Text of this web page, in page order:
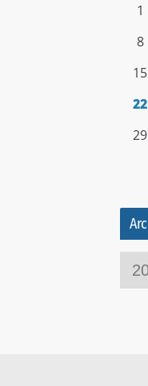
1
8
15
22
29
r